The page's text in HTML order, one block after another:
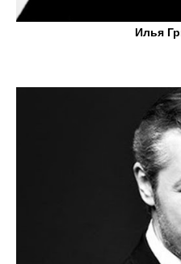
Илья